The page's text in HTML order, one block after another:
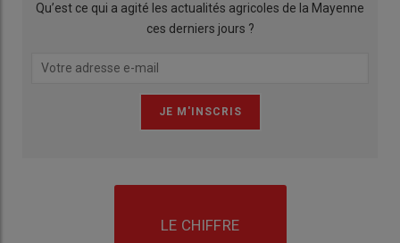
Qu’est ce qui a agité les actualités agricoles de la Mayenne
ces derniers jours ?
LE CHIFFRE